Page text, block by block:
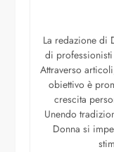
La redazione di
di
Attraverso
obiettivo è
crescita
Unendo
Donna si